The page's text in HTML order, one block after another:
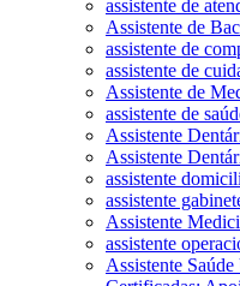
assistente de
Assistente de
assistente de
assistente de
Assistente de
assistente de
Assistente
Assistente
assistente
assistente
Assistente
assistente
Assistente